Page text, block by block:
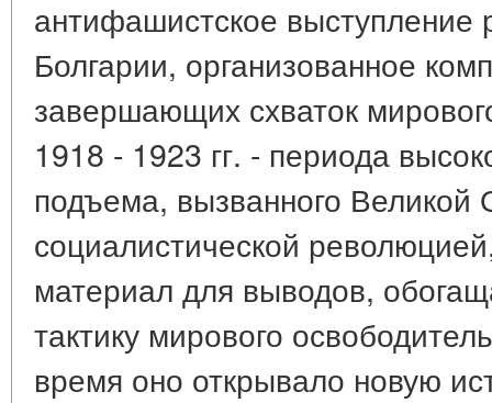
антифашистское выступление
Болгарии, организованное
завершающих схваток
1918 - 1923 гг. - периода
подъема, вызванного Великой
социалистической
материал для выводов,
тактику мирового
время оно открывало новую